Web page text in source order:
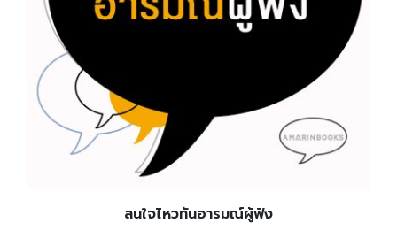
สนใจไหวทันอารมณ์ผู้ฟัง